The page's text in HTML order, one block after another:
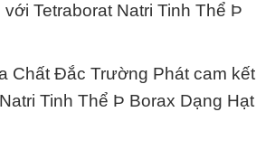
Tetraborat Natri Tinh Thể Þ
Chất Đắc Trường Phát cam kết
Tinh Thể Þ Borax Dạng Hạt